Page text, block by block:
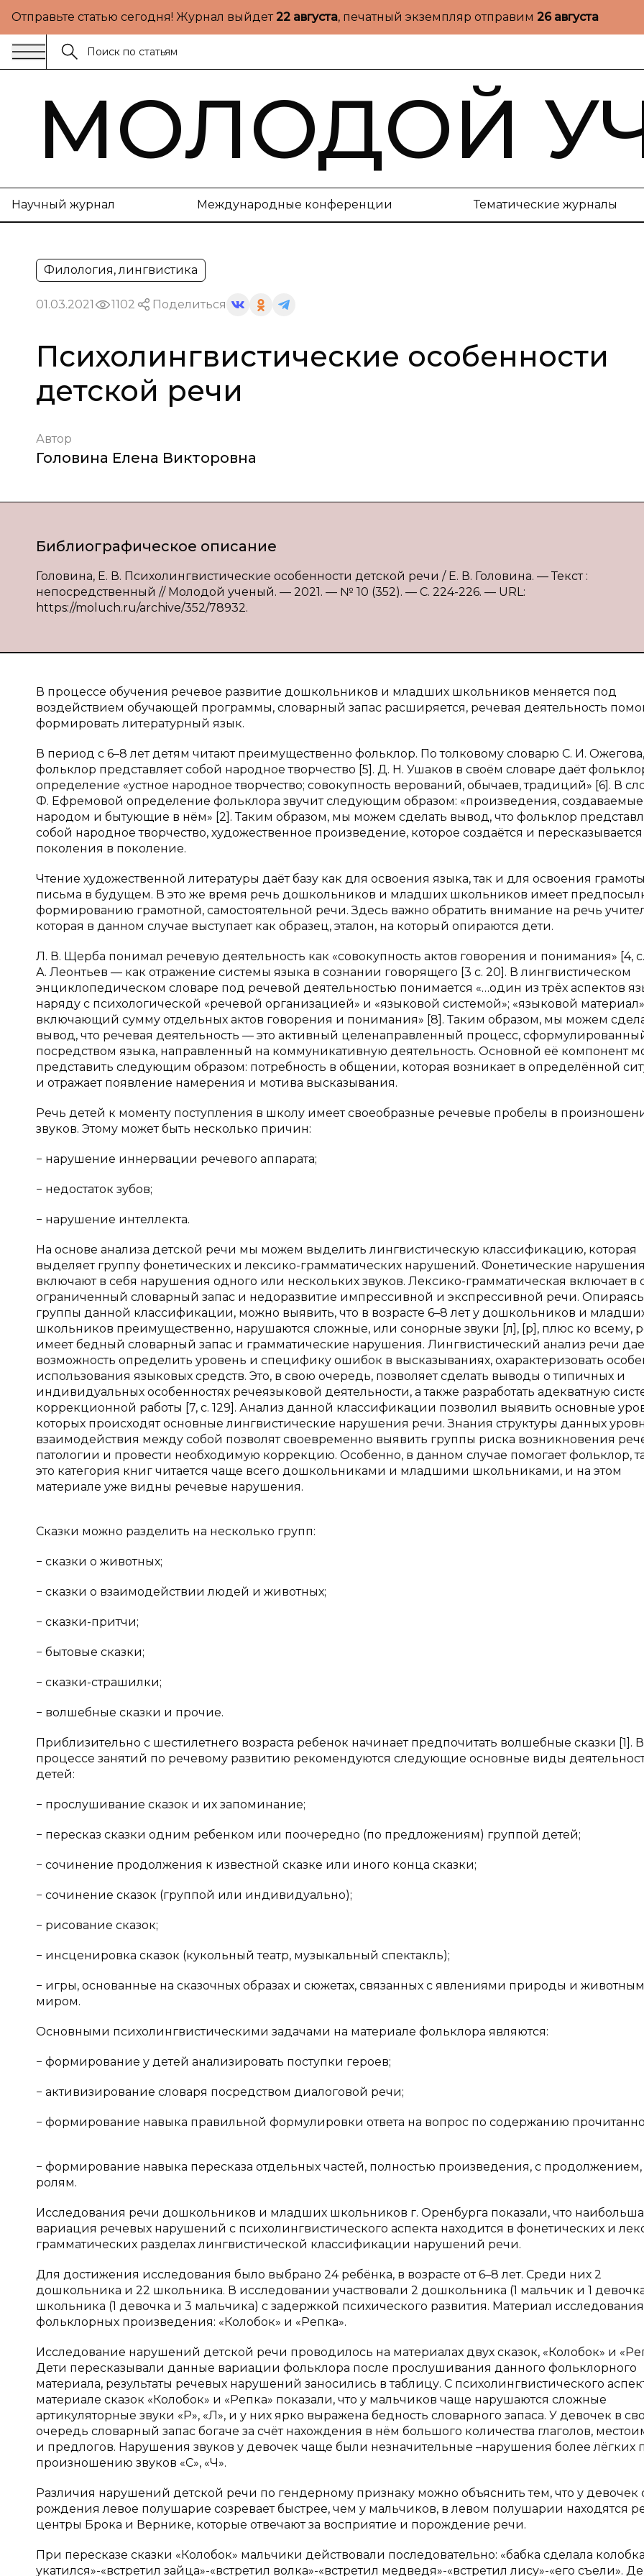
Отправьте статью сегодня! Журнал выйдет22 августа, печатный экземпляр отправим 26 августа
МОЛОДОЙ
Научный журнал Международные конференции Тематические журналы
Филология, лингвистика
01.03.2021 1102 Поделиться
Психолингвистические особенности
детской речи
Автор
Головина Елена Викторовна
Библиографическое описание
Головина, Е. В. Психолингвистические особенности детской речи / Е. В. Головина. — Текст :
непосредственный // Молодой ученый. — 2021. — № 10 (352). — С. 224-226. — URL:
https://moluch.ru/archive/352/78932.
В процессе обучения речевое развитие дошкольников и младших школьников меняется под
воздействием обучающей программы, словарный запас расширяется, речевая деятельность
формировать литературный язык.
В период с 6–8 лет детям читают преимущественно фольклор. По толковому словарю С. И. Ожегова,
фольклор представляет собой народное творчество [5]. Д. Н. Ушаков в своём словаре даёт
определение «устное народное творчество; совокупность верований, обычаев, традиций» [6]. В
Ф. Ефремовой определение фольклора звучит следующим образом: «произведения, создаваемые
народом и бытующие в нём» [2]. Таким образом, мы можем сделать вывод, что фольклор
собой народное творчество, художественное произведение, которое создаётся и
поколения в поколение.
Чтение художественной литературы даёт базу как для освоения языка, так и для освоения
письма в будущем. В это же время речь дошкольников и младших школьников имеет
формированию грамотной, самостоятельной речи. Здесь важно обратить внимание на речь
которая в данном случае выступает как образец, эталон, на который опираются дети.
Л. В. Щерба понимал речевую деятельность как «совокупность актов говорения и понимания» [4,
А. Леонтьев — как отражение системы языка в сознании говорящего [3 с. 20]. В лингвистическом
энциклопедическом словаре под речевой деятельностью понимается «…один из трёх аспектов
наряду с психологической «речевой организацией» и «языковой системой»; «языковой
включающий сумму отдельных актов говорения и понимания» [8]. Таким образом, мы можем
вывод, что речевая деятельность — это активный целенаправленный процесс,
посредством языка, направленный на коммуникативную деятельность. Основной её компонент
представить следующим образом: потребность в общении, которая возникает в определённой
и отражает появление намерения и мотива высказывания.
Речь детей к моменту поступления в школу имеет своеобразные речевые пробелы в
звуков. Этому может быть несколько причин:
− нарушение иннервации речевого аппарата;
− недостаток зубов;
− нарушение интеллекта.
На основе анализа детской речи мы можем выделить лингвистическую классификацию, которая
выделяет группу фонетических и лексико-грамматических нарушений. Фонетические
включают в себя нарушения одного или нескольких звуков. Лексико-грамматическая включает в
ограниченный словарный запас и недоразвитие импрессивной и экспрессивной речи.
группы данной классификации, можно выявить, что в возрасте 6–8 лет у дошкольников и
школьников преимущественно, нарушаются сложные, или сонорные звуки [л], [р], плюс ко всему,
имеет бедный словарный запас и грамматические нарушения. Лингвистический анализ речи
возможность определить уровень и специфику ошибок в высказываниях, охарактеризовать
использования языковых средств. Это, в свою очередь, позволяет сделать выводы о типичных и
индивидуальных особенностях речеязыковой деятельности, а также разработать адекватную
коррекционной работы [7, с. 129]. Анализ данной классификации позволил выявить основные
которых происходят основные лингвистические нарушения речи. Знания структуры данных
взаимодействия между собой позволят своевременно выявить группы риска возникновения
патологии и провести необходимую коррекцию. Особенно, в данном случае помогает фольклор,
это категория книг читается чаще всего дошкольниками и младшими школьниками, и на этом
материале уже видны речевые нарушения.
Сказки можно разделить на несколько групп:
− сказки о животных;
− сказки о взаимодействии людей и животных;
− сказки-притчи;
− бытовые сказки;
− сказки-страшилки;
− волшебные сказки и прочие.
Приблизительно с шестилетнего возраста ребенок начинает предпочитать волшебные сказки [1]. В
процессе занятий по речевому развитию рекомендуются следующие основные виды
детей:
− прослушивание сказок и их запоминание;
− пересказ сказки одним ребенком или поочередно (по предложениям) группой детей;
− сочинение продолжения к известной сказке или иного конца сказки;
− сочинение сказок (группой или индивидуально);
− рисование сказок;
− инсценировка сказок (кукольный театр, музыкальный спектакль);
− игры, основанные на сказочных образах и сюжетах, связанных с явлениями природы и животным
миром.
Основными психолингвистическими задачами на материале фольклора являются:
− формирование у детей анализировать поступки героев;
− активизирование словаря посредством диалоговой речи;
− формирование навыка правильной формулировки ответа на вопрос по содержанию
− формирование навыка пересказа отдельных частей, полностью произведения, с
ролям.
Исследования речи дошкольников и младших школьников г. Оренбурга показали, что
вариация речевых нарушений с психолингвистического аспекта находится в фонетических и
грамматических разделах лингвистической классификации нарушений речи.
Для достижения исследования было выбрано 24 ребёнка, в возрасте от 6–8 лет. Среди них 2
дошкольника и 22 школьника. В исследовании участвовали 2 дошкольника (1 мальчик и 1
школьника (1 девочка и 3 мальчика) с задержкой психического развития. Материал
фольклорных произведения: «Колобок» и «Репка».
Исследование нарушений детской речи проводилось на материалах двух сказок, «Колобок» и
Дети пересказывали данные вариации фольклора после прослушивания данного фольклорного
материала, результаты речевых нарушений заносились в таблицу. С психолингвистического
материале сказок «Колобок» и «Репка» показали, что у мальчиков чаще нарушаются сложные
артикуляторные звуки «Р», «Л», и у них ярко выражена бедность словарного запаса. У девочек в
очередь словарный запас богаче за счёт нахождения в нём большого количества глаголов,
и предлогов. Нарушения звуков у девочек чаще были незначительные –нарушения более лёгких
произношению звуков «С», «Ч».
Различия нарушений детской речи по гендерному признаку можно объяснить тем, что у девочек
рождения левое полушарие созревает быстрее, чем у мальчиков, в левом полушарии находятся
центры Брока и Вернике, которые отвечают за восприятие и порождение речи.
При пересказе сказки «Колобок» мальчики действовали последовательно: «бабка сделала
укатился»-«встретил зайца»-«встретил волка»-«встретил медведя»-«встретил лису»-«его съели».